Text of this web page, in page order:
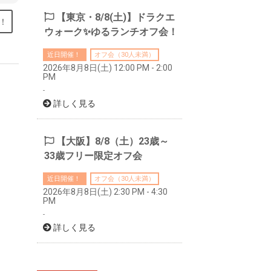
【東京・8/8(土)】ドラクエ
ウォーク✨ゆるランチオフ会！
近日開催！ オフ会（30人未満）
2026年8月8日(土) 12:00 PM - 2:00
PM
-
詳しく見る
【大阪】8/8（土）23歳～
33歳フリー限定オフ会
近日開催！ オフ会（30人未満）
2026年8月8日(土) 2:30 PM - 4:30
PM
-
詳しく見る